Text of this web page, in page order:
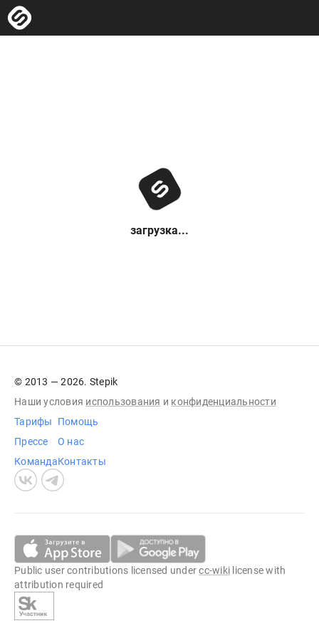
загрузка...
© 2013 — 2026. Stepik
Наши условия использования и конфиденциальности
Тарифы
Прессе
Команда
Помощь
О нас
Контакты
Public user contributions licensed undercc-wiki license with
attribution required